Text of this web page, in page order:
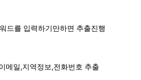
드를 입력하기만하면 추출진행
메일,지역정보,전화번호 추출